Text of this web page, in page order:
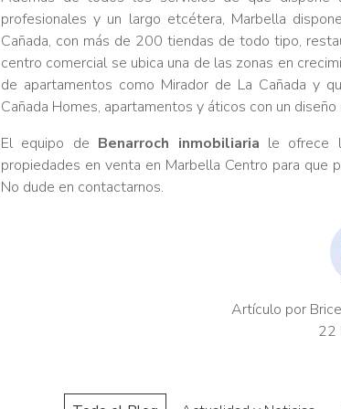
profesionales y un largo etcétera, Marbella
Cañada, con más de 200 tiendas de todo tipo,
centro comercial se ubica una de las zonas en
de apartamentos como Mirador de La Cañada y
Cañada Homes, apartamentos y áticos con un
El equipo de Benarroch inmobiliaria le ofrece
propiedades en venta en Marbella Centro para que
No dude en contactarnos.
Artículo por
22